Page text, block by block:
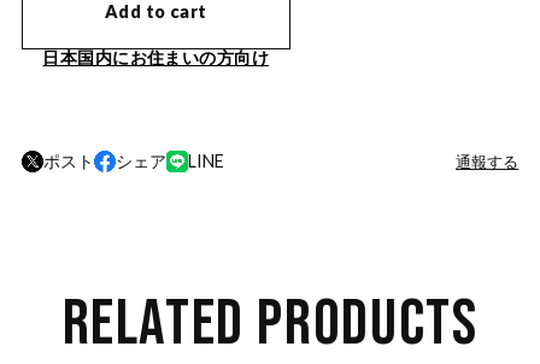
Add to cart
日本国内にお住まいの方向け
ポスト シェア LINE 通報する
RELATED PRODUCTS